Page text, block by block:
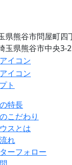
県熊谷市問屋町四
玉県熊谷市中央3-2
ト
特長
こだわり
スとは
れ
ーフォロー